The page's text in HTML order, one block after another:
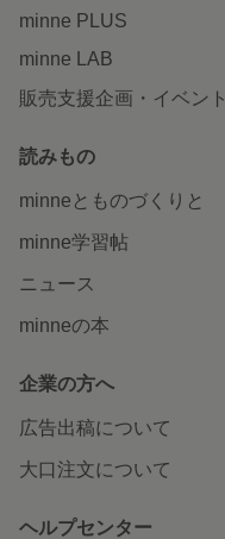
minne PLUS
minne LAB
販売支援企画・イベント
読みもの
minneとものづくりと
minne学習帖
ニュース
minneの本
企業の方へ
広告出稿について
大口注文について
ヘルプセンター